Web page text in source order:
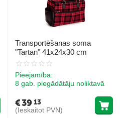
Transportēšanas soma
"Tartan" 41x24x30 cm
Pieejamība:
8 gab. piegādātāju noliktavā
€3913
(Ieskaitot PVN)